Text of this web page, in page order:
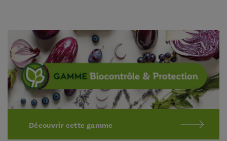
Découvrir cette gamme